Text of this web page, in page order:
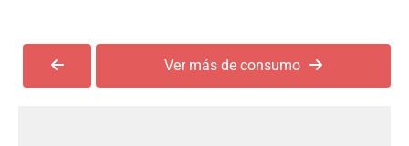
Ver más de consumo